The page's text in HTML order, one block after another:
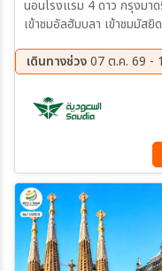
นอนโรงแรม 4 ดาว กรุงมาด
เข้าชมอัลฮัมบลา เข้าชมมัสยิ
เดินทางช่วง07 ต.ค. 69 -